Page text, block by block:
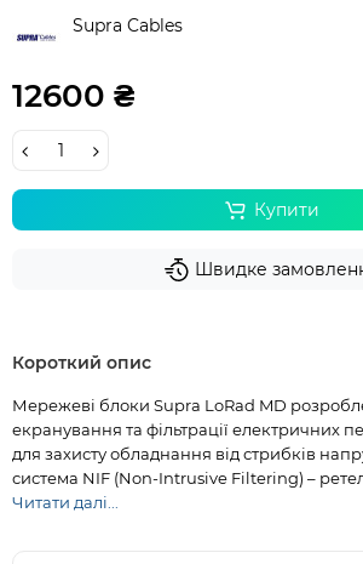
Supra Cables
12600 ₴
Купити
Швидке
Короткий опис
Мережеві блоки Supra LoRad MD
екранування та фільтрації електричних
для захисту обладнання від стрибків
система NIF (Non-Intrusive Filtering) –
Читати далі...